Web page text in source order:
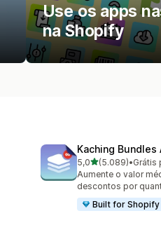
Use os apps
na Shopify
Kaching Bundles
5,0de 5 estrelas
(5.089)
5089 avaliações ao
•Grátis
Aumente o valor
descontos por
Built for Shopify